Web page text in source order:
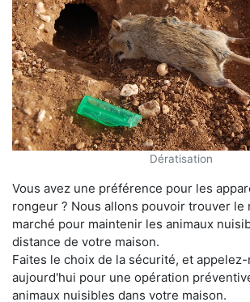
Dératisation
Vous avez une préférence pour les
rongeur ? Nous allons pouvoir trouver le
marché pour maintenir les animaux
distance de votre maison.
Faites le choix de la sécurité, et
aujourd'hui pour une opération
animaux nuisibles dans votre maison.